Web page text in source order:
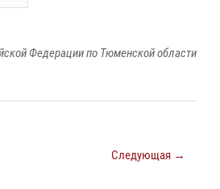
Федерации по Тюменской области
Следующая →